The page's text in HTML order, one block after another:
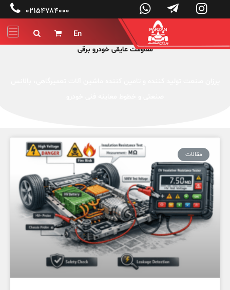



 ۰۲۱۵۴۷۸۴۰۰۰
En


مقاومت عایقی خودرو برقی
مقالات